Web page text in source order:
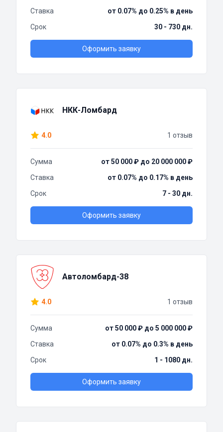
Ставка
от 0.07% до 0.25% в день
Срок
30 - 730 дн.
Оформить заявку
НКК-Ломбард
4.0 1 отзыв
Сумма
от 50 000 ₽ до 20 000 000 ₽
Ставка
от 0.07% до 0.17% в день
Срок
7 - 30 дн.
Оформить заявку
Автоломбард-38
4.0 1 отзыв
Сумма
от 50 000 ₽ до 5 000 000 ₽
Ставка
от 0.07% до 0.3% в день
Срок
1 - 1080 дн.
Оформить заявку